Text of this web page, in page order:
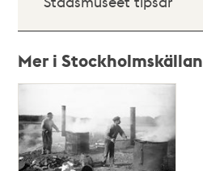
Mer i Stockholmskällan
poster
och
teman